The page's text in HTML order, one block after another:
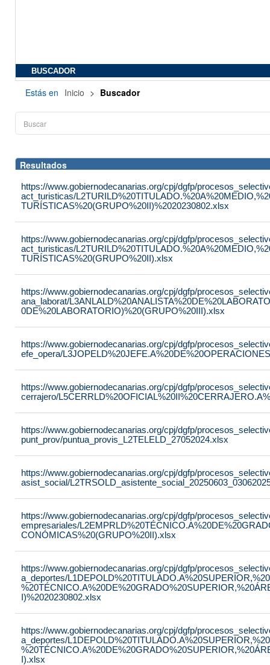
BUSCADOR
Estás en Inicio > Buscador
Resultados
https://www.gobiernodecanarias.org/cpj/dgfp/
act_turisticas/
TURÍSTICAS%20(GRUPO%20II)%2020230802.xlsx
https://www.gobiernodecanarias.org/cpj/dgfp/
act_turisticas/
TURÍSTICAS%20(GRUPO%20II).xlsx
https://www.gobiernodecanarias.org/cpj/dgfp/
ana_laborat/
0DE%20LABORATORIO)%20(GRUPO%20III).xlsx
https://www.gobiernodecanarias.org/cpj/dgfp/
efe_opera/
https://www.gobiernodecanarias.org/cpj/dgfp/
cerrajero/
https://www.gobiernodecanarias.org/cpj/dgfp/
punt_prov/puntua_provis_L2TELELD_27052024.xlsx
https://www.gobiernodecanarias.org/cpj/dgfp/
asist_social/
https://www.gobiernodecanarias.org/cpj/dgfp/
empresariales/
CONÓMICAS%20(GRUPO%20II).xlsx
https://www.gobiernodecanarias.org/cpj/dgfp/
a_deportes/
I)%2020230802.xlsx
https://www.gobiernodecanarias.org/cpj/dgfp/
a_deportes/
I).xlsx